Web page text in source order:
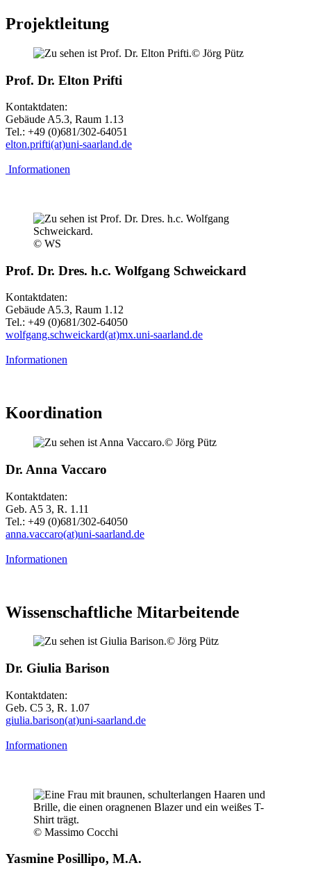
Projektleitung
© Jörg Pütz
Prof. Dr. Elton Prifti
Kontaktdaten:
Gebäude A5.3, Raum 1.13
Tel.: +49 (0)681/302-64051
elton.prifti(at)uni-saarland.de
Informationen
© WS
Prof. Dr. Dres. h.c. Wolfgang Schweickard
Kontaktdaten:
Gebäude A5.3, Raum 1.12
Tel.: +49 (0)681/302-64050
wolfgang.schweickard(at)mx.uni-saarland.de
Informationen
Koordination
© Jörg Pütz
Dr. Anna Vaccaro
Kontaktdaten:
Geb. A5 3, R. 1.11
Tel.: +49 (0)681/302-64050
anna.vaccaro(at)uni-saarland.de
Informationen
Wissenschaftliche Mitarbeitende
© Jörg Pütz
Dr. Giulia Barison
Kontaktdaten:
Geb. C5 3, R. 1.07
giulia.barison(at)uni-saarland.de
Informationen
© Massimo Cocchi
Yasmine Posillipo, M.A.